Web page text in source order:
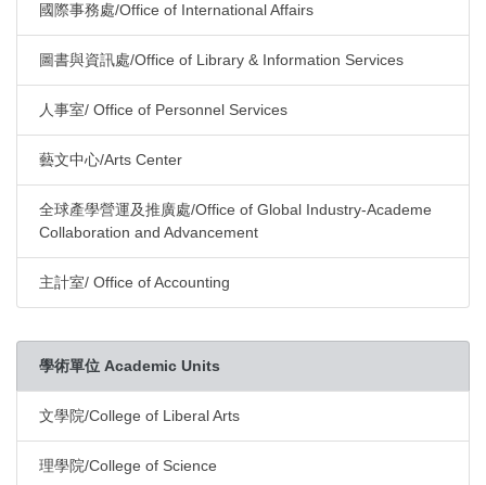
國際事務處/Office of International Affairs
圖書與資訊處/Office of Library & Information Services
人事室/ Office of Personnel Services
藝文中心/Arts Center
全球產學營運及推廣處/Office of Global Industry-Academe
Collaboration and Advancement
主計室/ Office of Accounting
學術單位 Academic Units
文學院/College of Liberal Arts
理學院/College of Science